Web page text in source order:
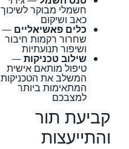
חשמלי מבוקר לשיכוך
כאב ושיקום
כלים פאשיאליים —
שחרור רקמות חיבור
ושיפור תנועתיות
שילוב טכניקות—
טיפול מותאם אישית
המשלב את הטכניקות
המתאימות ביותר
למצבכם
קביעת תור
והתייעצות